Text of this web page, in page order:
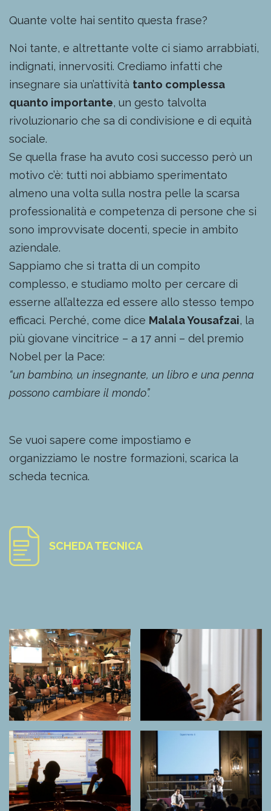
Quante volte hai sentito questa frase?
Noi tante, e altrettante volte ci siamo arrabbiati,
indignati, innervositi. Crediamo infatti che
insegnare sia un’attività tanto complessa
quanto importante, un gesto talvolta
rivoluzionario che sa di condivisione e di equità
sociale.
Se quella frase ha avuto così successo però un
motivo c’è: tutti noi abbiamo sperimentato
almeno una volta sulla nostra pelle la scarsa
professionalità e competenza di persone che si
sono improvvisate docenti, specie in ambito
aziendale.
Sappiamo che si tratta di un compito
complesso, e studiamo molto per cercare di
esserne all’altezza ed essere allo stesso tempo
efficaci. Perché, come dice Malala Yousafzai, la
più giovane vincitrice – a 17 anni – del premio
Nobel per la Pace:
“un bambino, un insegnante, un libro e una penna
possono cambiare il mondo”.
Se vuoi sapere come impostiamo e
organizziamo le nostre formazioni, scarica la
scheda tecnica.
SCHEDA TECNICA